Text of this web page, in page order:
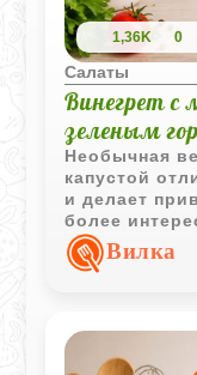
1,36K 0
Салаты
Винегрет с
зеленым
Необычная
капустой
и делает
более
картофеля и
дополняется
Вилка